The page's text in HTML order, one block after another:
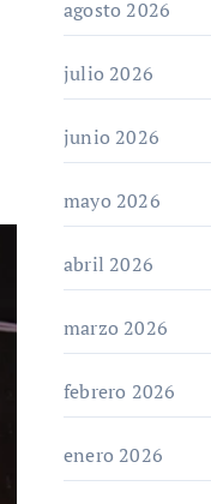
agosto 2026
julio 2026
junio 2026
mayo 2026
abril 2026
marzo 2026
febrero 2026
enero 2026